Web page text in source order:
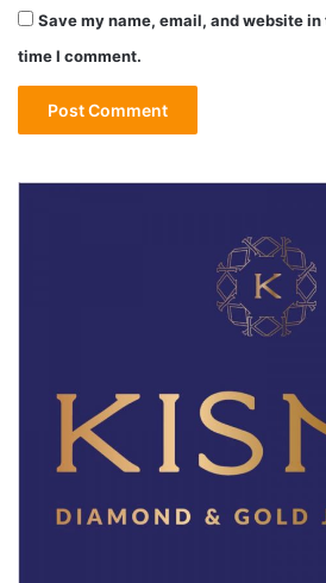
Save my name, email, and website
time I comment.